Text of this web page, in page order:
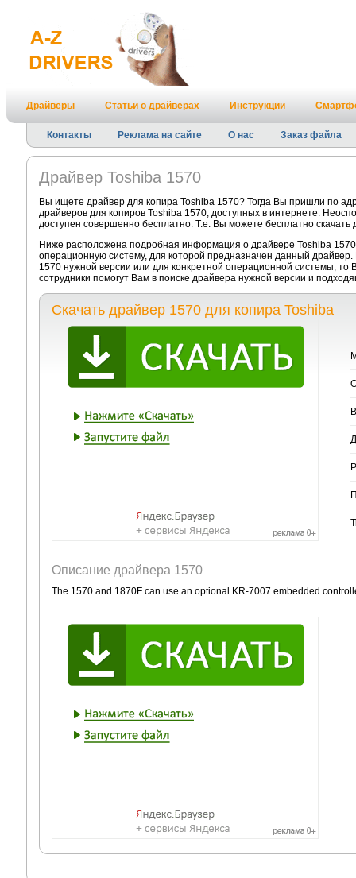
Драйверы Статьи о драйверах Инструкции
Контакты Реклама на сайте О нас Заказ файла
Драйвер Toshiba 1570
Вы ищете драйвер для копира Toshiba 1570? Тогда Вы пришли по
драйверов для копиров Toshiba 1570, доступных в интернете.
доступен совершенно бесплатно. Т.е. Вы можете бесплатно
Ниже расположена подробная информация о драйвере Toshiba
операционную систему, для которой предназначен данный
1570 нужной версии или для конкретной операционной системы, то
сотрудники помогут Вам в поиске драйвера нужной версии и
Скачать драйвер 1570 для копира Toshiba
Описание драйвера 1570
The 1570 and 1870F can use an optional KR-7007 embedded